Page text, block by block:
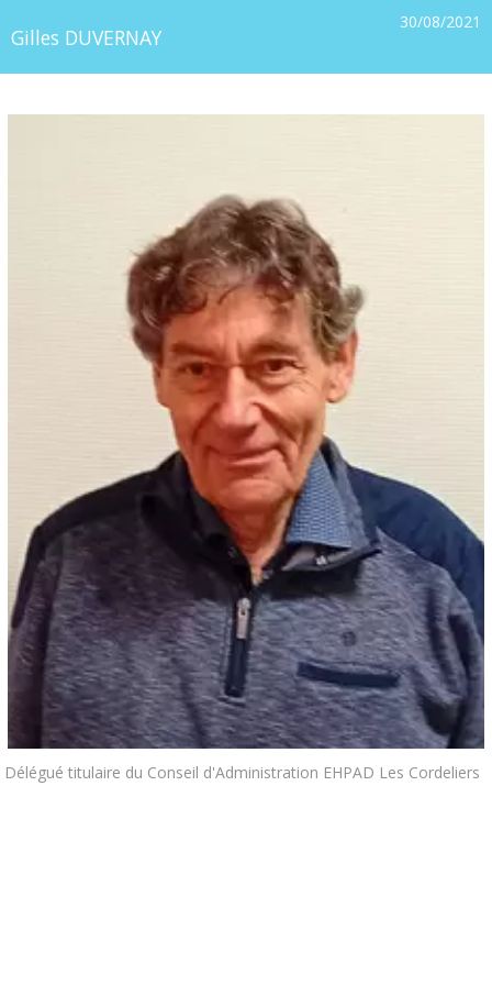
Gilles DUVERNAY
30/08/2021
Délégué titulaire du Conseil d'Administration EHPAD Les Cordeliers